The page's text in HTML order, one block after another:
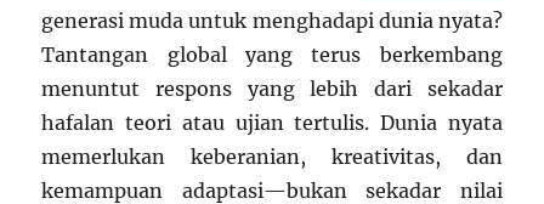
generasi muda untuk menghadapi dunia nyata?
Tantangan global yang terus berkembang
menuntut respons yang lebih dari sekadar
hafalan teori atau ujian tertulis. Dunia nyata
memerlukan keberanian, kreativitas, dan
kemampuan adaptasi—bukan sekadar nilai